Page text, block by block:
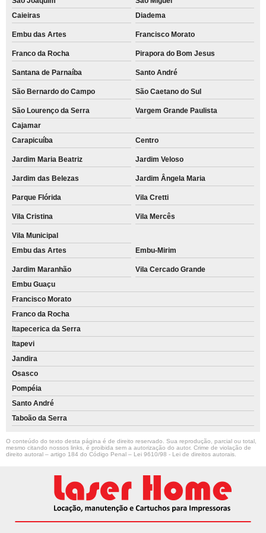
Caieiras
Diadema
Embu das Artes Francisco Morato
Franco da Rocha Pirapora do Bom Jesus
Santana de Parnaíba Santo André
São Bernardo do Campo São Caetano do Sul
São Lourenço da Serra
Vargem Grande Paulista
Cajamar
Carapicuíba
Centro
Jardim Maria Beatriz Jardim Veloso
Jardim das Belezas Jardim Ângela Maria
Parque Flórida Vila Cretti
Vila Cristina Vila Mercês
Vila Municipal
Embu das Artes
Embu-Mirim
Jardim Maranhão
Vila Cercado Grande
Embu Guaçu
Francisco Morato
Franco da Rocha
Itapecerica da Serra
Itapevi
Jandira
Osasco
Pompéia
Santo André
Taboão da Serra
O conteúdo do texto desta página é de direito reservado. Sua reprodução, parcial ou total,
mesmo citando nossos links, é proibida sem a autorização do autor. Crime de violação de
direito autoral – artigo 184 do Código Penal – Lei 9610/98 - Lei de direitos autorais